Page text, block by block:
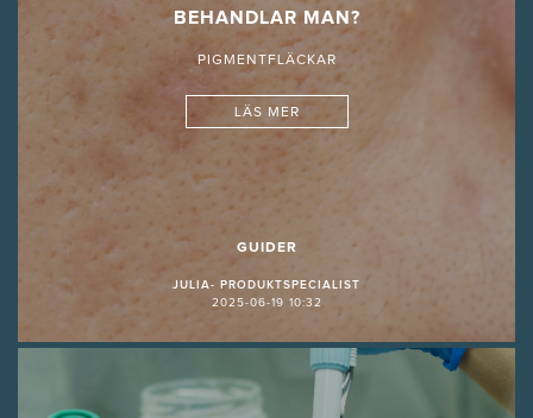
BEHANDLAR MAN?
PIGMENTFLÄCKAR
LÄS MER
GUIDER
JULIA- PRODUKTSPECIALIST
2025-06-19 10:32